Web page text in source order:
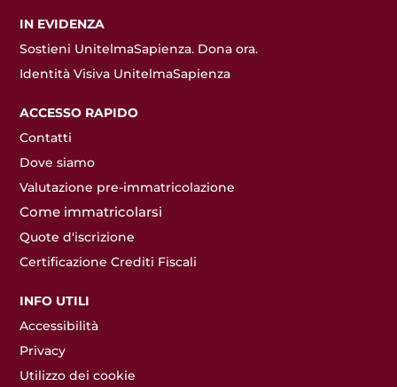
IN EVIDENZA
Sostieni UnitelmaSapienza. Dona ora.
Identità Visiva UnitelmaSapienza
ACCESSO RAPIDO
Contatti
Dove siamo
Valutazione pre-immatricolazione
Come immatricolarsi
Quote d'iscrizione
Certificazione Crediti Fiscali
INFO UTILI
Accessibilità
Privacy
Utilizzo dei cookie